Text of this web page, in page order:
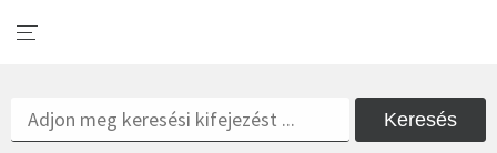
Keresés